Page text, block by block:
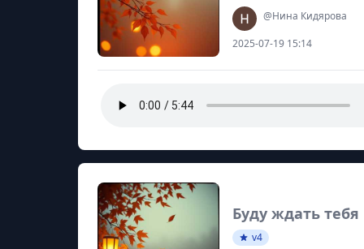
@Нина Кидярова
2025-07-19 15:14
Буду ждать тебя
v4